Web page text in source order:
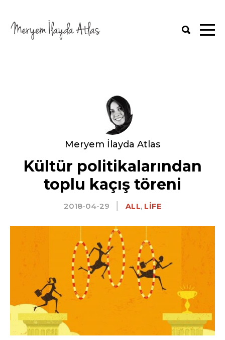
Meryem İlayda Atlas
Kültür politikalarından
toplu kaçış töreni
2018-04-29 ALL, LIFE